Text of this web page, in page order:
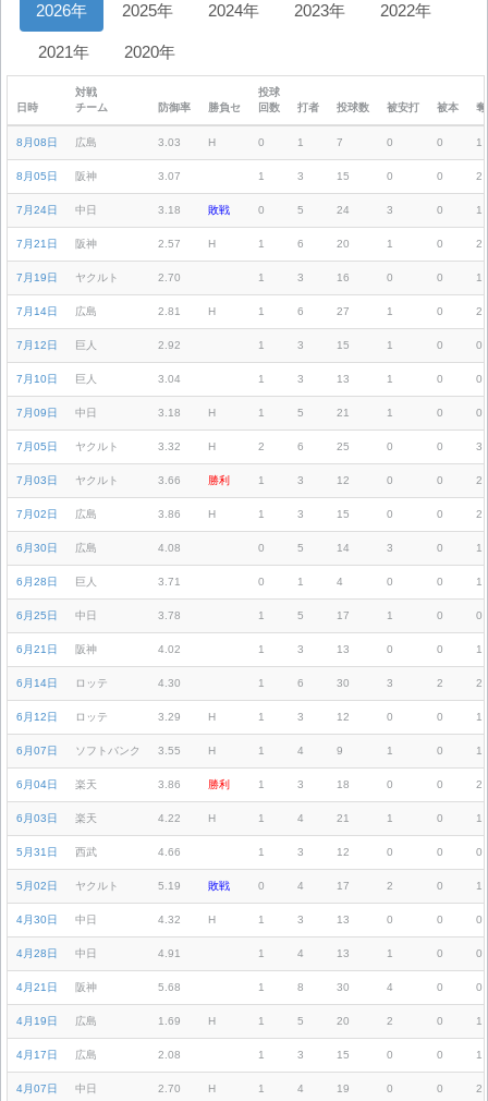
2026年 2025年 2024年 2023年 2022年
2021年 2020年
日時
対戦
チーム
防御率 勝負セ
投球
回数
打者 投球数 被安打 被本
8月08日 広島 3.03 H 0 1 7 0 0 1
8月05日 阪神 3.07 1 3 15 0 0 2
7月24日 中日 3.18 敗戦 0 5 24 3 0 1
7月21日 阪神 2.57 H 1 6 20 1 0 2
7月19日 ヤクルト 2.70 1 3 16 0 0 1
7月14日 広島 2.81 H 1 6 27 1 0 2
7月12日 巨人 2.92 1 3 15 1 0 0
7月10日 巨人 3.04 1 3 13 1 0 0
7月09日 中日 3.18 H 1 5 21 1 0 0
7月05日 ヤクルト 3.32 H 2 6 25 0 0 3
7月03日 ヤクルト 3.66 勝利 1 3 12 0 0 2
7月02日 広島 3.86 H 1 3 15 0 0 2
6月30日 広島 4.08 0 5 14 3 0 1
6月28日 巨人 3.71 0 1 4 0 0 1
6月25日 中日 3.78 1 5 17 1 0 0
6月21日 阪神 4.02 1 3 13 0 0 1
6月14日 ロッテ 4.30 1 6 30 3 2 2
6月12日 ロッテ 3.29 H 1 3 12 0 0 1
6月07日 ソフトバンク 3.55 H 1 4 9 1 0 1
6月04日 楽天 3.86 勝利 1 3 18 0 0 2
6月03日 楽天 4.22 H 1 4 21 1 0 1
5月31日 西武 4.66 1 3 12 0 0 0
5月02日 ヤクルト 5.19 敗戦 0 4 17 2 0 1
4月30日 中日 4.32 H 1 3 13 0 0 0
4月28日 中日 4.91 1 4 13 1 0 0
4月21日 阪神 5.68 1 8 30 4 0 0
4月19日 広島 1.69 H 1 5 20 2 0 1
4月17日 広島 2.08 1 3 15 0 0 1
4月07日 中日 2.70 H 1 4 19 0 0 2